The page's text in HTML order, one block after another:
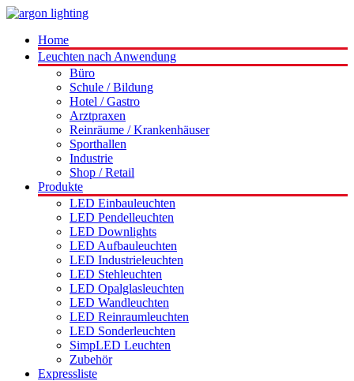
Home
Leuchten nach Anwendung
Büro
Schule / Bildung
Hotel / Gastro
Arztpraxen
Reinräume / Krankenhäuser
Sporthallen
Industrie
Shop / Retail
Produkte
LED Einbauleuchten
LED Pendelleuchten
LED Downlights
LED Aufbauleuchten
LED Industrieleuchten
LED Stehleuchten
LED Opalglasleuchten
LED Wandleuchten
LED Reinraumleuchten
LED Sonderleuchten
SimpLED Leuchten
Zubehör
Expressliste